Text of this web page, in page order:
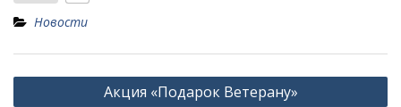
Новости
Навигация
Акция «Подарок Ветерану»